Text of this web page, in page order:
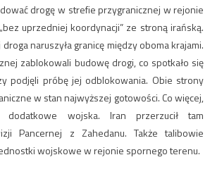
drogę w strefie przygranicznej w rejonie
uprzedniej koordynacji” ze stroną irańską.
naruszyła granicę między oboma krajami.
zablokowali budowę drogi, co spotkało się
podjęli próbę jej odblokowania. Obie strony
w stan najwyższej gotowości. Co więcej,
dodatkowe wojska. Iran przerzucił tam
Pancernej z Zahedanu. Także talibowie
wojskowe w rejonie spornego terenu.